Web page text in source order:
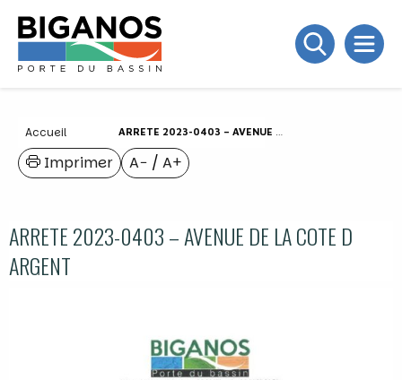
Accueil ARRETE 2023-0403 – AVENUE DE LA COTE D ARGENT
A− / A+
Imprimer
ARRETE 2023-0403 – AVENUE DE LA COTE D
ARGENT